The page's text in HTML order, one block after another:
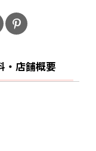
温めの時間は
る「しらす」
・店舗概要